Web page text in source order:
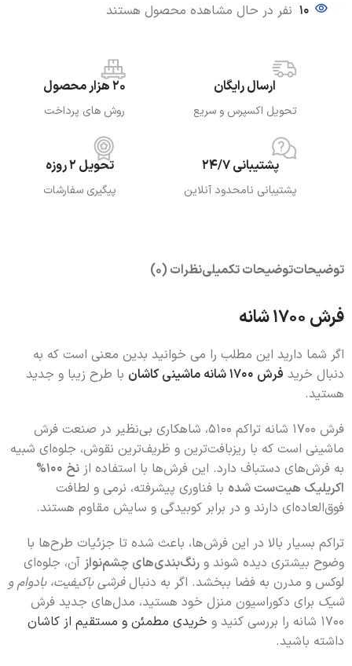
10 نفر در حال مشاهده محصول هستند
ارسال رایگان
تحویل اکسپرس و سریع
20 هزار محصول
روش های پرداخت
پشتیبانی 24/7
پشتیبانی نامحدود آنلاین
تحویل 2 روزه
پیگیری سفارشات
توضیحاتتوضیحات تکمیلینظرات (0)
فرش 1700 شانه
اگر شما دارید این مطلب را می خوانید بدین معنی است که به
دنبال خرید فرش 1700 شانه ماشینی کاشان
با طرح زیبا و جدید
هستید.
فرش 1700 شانه تراکم 5100، شاهکاری بی‌نظیر در صنعت فرش
ماشینی است که با ریزبافت‌ترین و ظریف‌ترین نقوش، جلوه‌ای شبیه
به فرش‌های دستباف دارد. این فرش‌ها با استفاده از
نخ 100%
اکریلیک هیت‌ست شده با فناوری پیشرفته، نرمی و لطافت
فوق‌العاده‌ای دارند و در برابر کوبیدگی و سایش مقاوم هستند.
تراکم بسیار بالا در این فرش‌ها، باعث شده تا جزئیات طرح‌ها با
وضوح بیشتری دیده شوند و رنگ‌بندی‌های چشم‌نواز آن، جلوه‌ای
لوکس و مدرن به فضا ببخشد. اگر به دنبالفرشی باکیفیت، بادوام و
شیک برای دکوراسیون منزل خود هستید، مدل‌های جدید فرش
1700 شانه را بررسی کنید و
خریدی مطمئن و مستقیم از کاشان
داشته باشید.